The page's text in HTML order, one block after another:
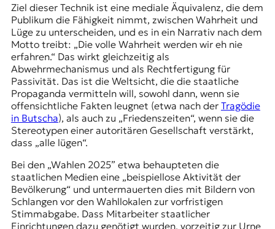
Ziel dieser Technik ist eine mediale Äquivalenz, die dem
Publikum die Fähigkeit nimmt, zwischen Wahrheit und
Lüge zu unterscheiden, und es in ein Narrativ nach dem
Motto treibt: „Die volle Wahrheit werden wir eh nie
erfahren.“ Das wirkt gleichzeitig als
Abwehrmechanismus und als Rechtfertigung für
Passivität. Das ist die Weltsicht, die die staatliche
Propaganda vermitteln will, sowohl dann, wenn sie
offensichtliche Fakten leugnet (etwa nach der Tragödie
in Butscha), als auch zu „Friedenszeiten“, wenn sie die
Stereotypen einer autoritären Gesellschaft verstärkt,
dass „alle lügen“.
Bei den „Wahlen 2025” etwa behaupteten die
staatlichen Medien eine „beispiellose Aktivität der
Bevölkerung“ und untermauerten dies mit Bildern von
Schlangen vor den Wahllokalen zur vorfristigen
Stimmabgabe. Dass Mitarbeiter staatlicher
Einrichtungen dazu genötigt wurden, vorzeitig zur Urne